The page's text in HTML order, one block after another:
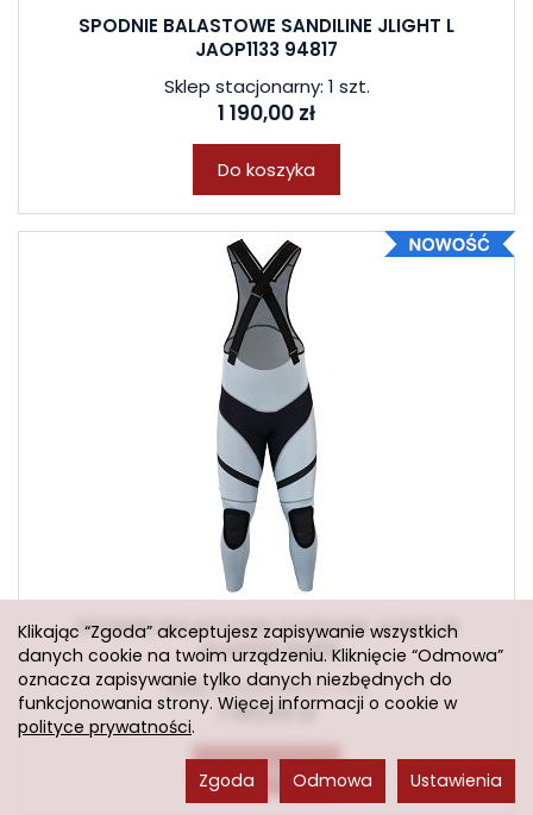
SPODNIE BALASTOWE SANDILINE JLIGHT L
JAOP1133 94817
Sklep stacjonarny: 1 szt.
1 190,00 zł
Do koszyka
SPODNIE BALASTOWE SANDILINE JLIGHT M
JAOP1133 94816
Sklep stacjonarny: 1 szt.
1 190,00 zł
Do koszyka
Klikając “Zgoda” akceptujesz zapisywanie wszystkich
danych cookie na twoim urządzeniu. Kliknięcie “Odmowa”
oznacza zapisywanie tylko danych niezbędnych do
funkcjonowania strony. Więcej informacji o cookie w
polityce prywatności.
Ustawienia
Odmowa
Zgoda